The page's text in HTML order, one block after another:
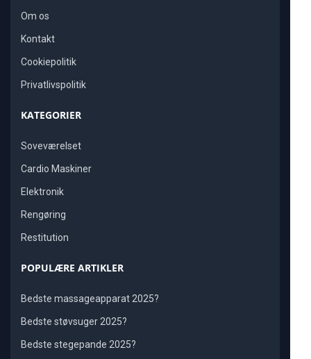
Om os
Kontakt
Cookiepolitik
Privatlivspolitik
KATEGORIER
Soveværelset
Cardio Maskiner
Elektronik
Rengøring
Restitution
POPULÆRE ARTIKLER
Bedste massageapparat 2025?
Bedste støvsuger 2025?
Bedste stegepande 2025?